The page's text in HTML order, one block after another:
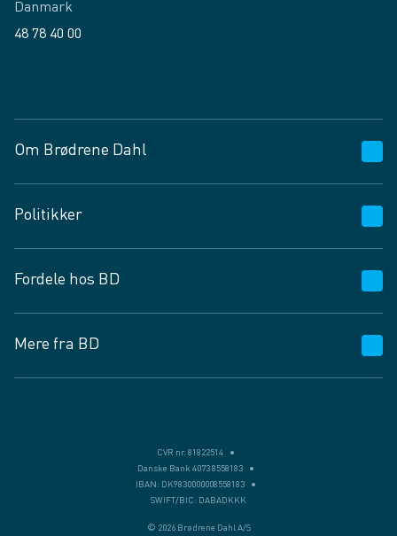
Danmark
48 78 40 00
Om Brødrene Dahl
Vagttelefon 30 10 89 89
Spørgsmål og svar
Job og karriere
Fødevarekontrolrapport
Politikker
Privatlivspolitik
Cookies
Vilkår og betingelser
Fordele hos BD
BD app
BD.dk services
Mere fra BD
CVR nr. 81822514
Danske Bank 4073 8558183
IBAN: DK9830000008558183
SWIFT/BIC: DABADKKK
© 2026 Brødrene Dahl A/S